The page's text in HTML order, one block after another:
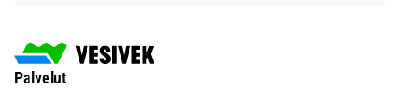
Palvelut